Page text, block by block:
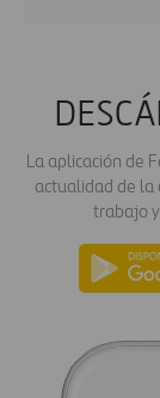
La aplicación de
actualidad de la
trabajo